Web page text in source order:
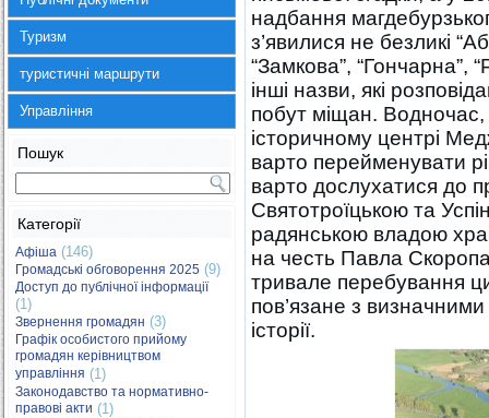
Туризм
туристичні маршрути
Управління
Пошук
Категорії
Афіша (146)
Громадські обговорення 2025 (9)
Доступ до публічної інформації
(1)
Звернення громадян (3)
Графік особистого прийому
громадян керівництвом
управління (1)
Законодавство та нормативно-
правові акти (1)
надбання
з’явилися не безликі
“Замкова”, “Гончарна”,
інші назви, які
побут міщан.
історичному центрі
варто перейменувати
варто дослухатися до
Святотроїцькою та
радянською владою
на честь Павла
тривале перебування
пов’язане з визначними
історії.